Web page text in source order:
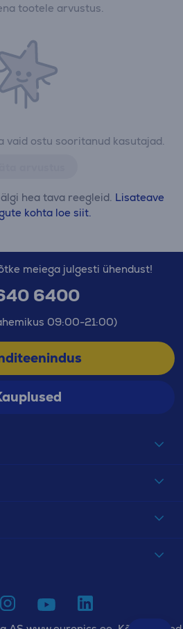
vaid ostu sooritanud kasutajad.
hea tava reegleid. Lisateave
kohta loe siit.
tootele arvustus.
meiega julgesti ühendust!
6400
09:00-21:00)